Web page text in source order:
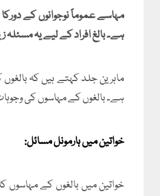
مہاسے عموماً نوجوانوں کے
ہے۔ بالغ افراد کے لیے یہ مسئلہ
ماہرین جلد کہتے ہیں کہ
ہے۔ بالغوں کے مہاسوں کی
خواتین میں ہارمونل مسائل: